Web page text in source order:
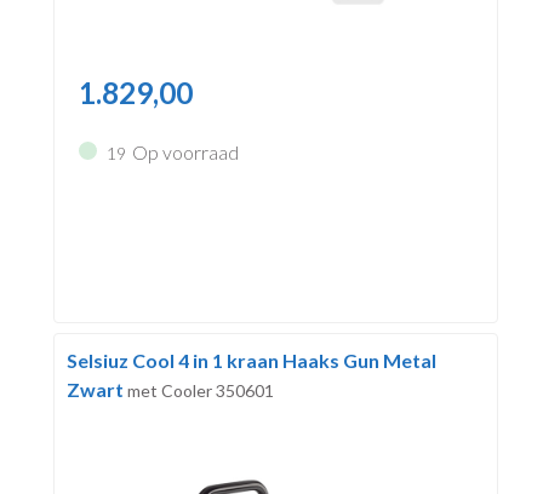
1.829,00
19 Op voorraad
Selsiuz Cool 4 in 1 kraan Haaks Gun Metal
Zwart met Cooler 350601